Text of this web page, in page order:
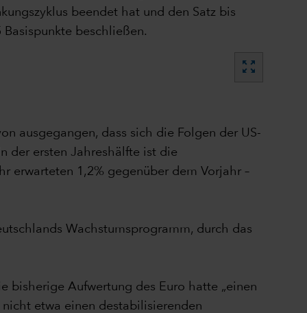
beendet hat und den Satz bis
beschließen.
zoom_out_map
ausgegangen, dass sich die Folgen der US-
der ersten Jahreshälfte ist die
erwarteten 1,2% gegenüber dem Vorjahr –
Wachstumsprogramm, durch das
bisherige Aufwertung des Euro hatte „einen
etwa einen destabilisierenden